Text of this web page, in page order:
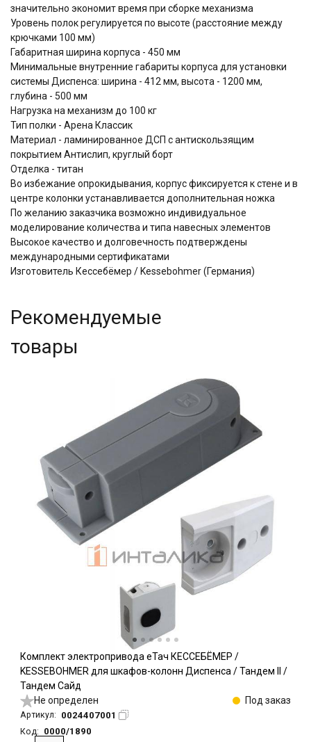
значительно экономит время при сборке механизма
Уровень полок регулируется по высоте (расстояние между
крючками 100 мм)
Габаритная ширина корпуса - 450 мм
Минимальные внутренние габариты корпуса для установки
системы Диспенса: ширина - 412 мм, высота - 1200 мм,
глубина - 500 мм
Нагрузка на механизм до 100 кг
Тип полки - Арена Классик
Материал - ламинированное ДСП с антискользящим
покрытием Aнтислип, круглый борт
Отделка - титан
Во избежание опрокидывания, корпус фиксируется к стене и в
центре колонки устанавливается дополнительная ножка
По желанию заказчика возможно индивидуальное
моделирование количества и типа навесных элементов
Высокое качество и долговечность подтверждены
международными сертификатами
Изготовитель Кессебёмер / Kessebohmer (Германия)
Рекомендуемые
товары
Комплект электропривода еТач КЕССЕБЁМЕР /
KESSEBOHMER для шкафов-колонн Диспенса / Тандем II /
Тандем Сайд
Не определен
Под заказ
Артикул: 0024407001
Код: 0000/1890